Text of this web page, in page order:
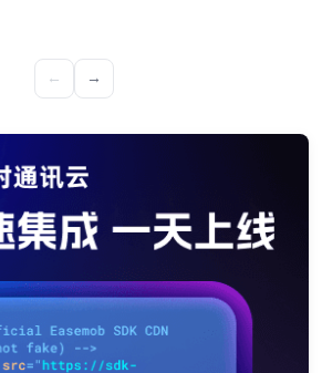
←
→